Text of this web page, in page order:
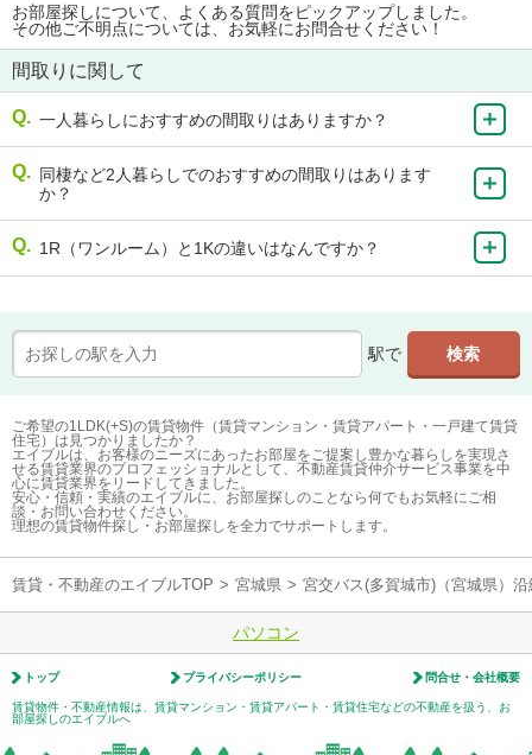
お部屋探しについて、よくある質問をピックアップしました。
その他ご不明点については、お気軽にお問合せください！
間取りに関して
一人暮らしにおすすめの間取りはありますか？
同棲など2人暮らしでのおすすめの間取りはあります
か？
1R（ワンルーム）と1Kの違いはなんですか？
駅で
ご希望の1LDK(+S)の賃貸物件（賃貸マンション・賃貸アパート・一戸建て賃貸
住宅）は見つかりましたか？
エイブルは、お客様のニーズにあったお部屋をご提案し豊かな暮らしを実現さ
せる賃貸業界のプロフェッショナルとして、不動産賃貸仲介サービス事業を中
心に賃貸業界をリードしてきました。
安心・信頼・実績のエイブルに、お部屋探しのことなら何でもお気軽にご相
談・お問い合わせください。
理想の賃貸物件探し・お部屋探しを全力でサポートします。
賃貸・不動産のエイブルTOP > 宮城県 > 宮交バス(多賀城市)（宮城県）
パソコン
トップ プライバシーポリシー 問合せ・会社概要
賃貸物件・不動産情報は、賃貸マンション・賃貸アパート・賃貸住宅などの不動産を扱う、お
部屋探しのエイブルへ